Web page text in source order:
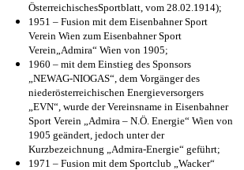
ÖsterreichischesSportblatt, vom 28.02.1914);
1951 – Fusion mit dem Eisenbahner Sport
Verein Wien zum Eisenbahner Sport
Verein„Admira“ Wien von 1905;
1960 – mit dem Einstieg des Sponsors
„NEWAG-NIOGAS“, dem Vorgänger des
niederösterreichischen Energieversorgers
„EVN“, wurde der Vereinsname in Eisenbahner
Sport Verein „Admira – N.Ö. Energie“ Wien von
1905 geändert, jedoch unter der
Kurzbezeichnung „Admira-Energie“ geführt;
1971 – Fusion mit dem Sportclub „Wacker“